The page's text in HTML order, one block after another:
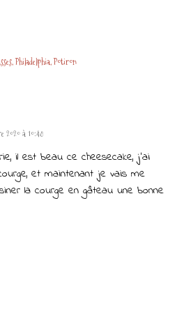
Philadelphia Potiron
2020 à 10:48
il est beau ce cheesecake, j’ai
et maintenant je vais me
la courge en gâteau une bonne